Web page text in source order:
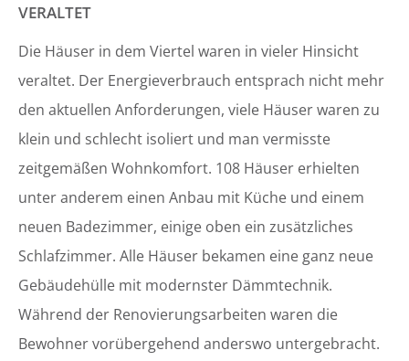
VERALTET
Die Häuser in dem Viertel waren in vieler Hinsicht
veraltet. Der Energieverbrauch entsprach nicht mehr
den aktuellen Anforderungen, viele Häuser waren zu
klein und schlecht isoliert und man vermisste
zeitgemäßen Wohnkomfort. 108 Häuser erhielten
unter anderem einen Anbau mit Küche und einem
neuen Badezimmer, einige oben ein zusätzliches
Schlafzimmer. Alle Häuser bekamen eine ganz neue
Gebäudehülle mit modernster Dämmtechnik.
Während der Renovierungsarbeiten waren die
Bewohner vorübergehend anderswo untergebracht.